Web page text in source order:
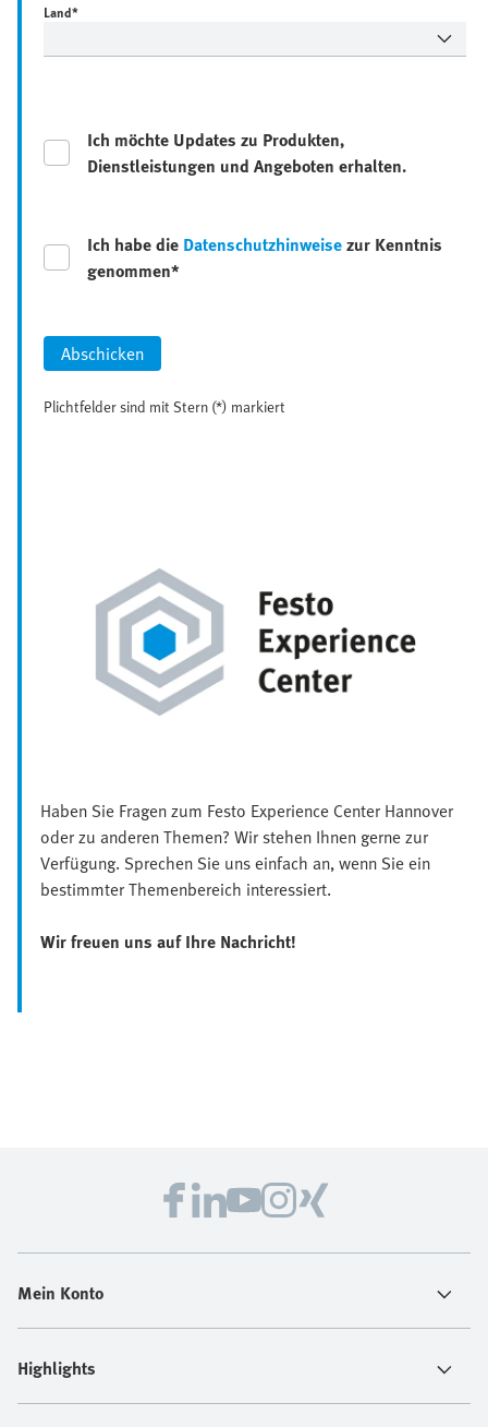
Land*
Ich möchte Updates zu Produkten,
Dienstleistungen und Angeboten erhalten.
Ich habe die Datenschutzhinweisezur Kenntnis
genommen*
Abschicken
Plichtfelder sind mit Stern (*) markiert
Haben Sie Fragen zum Festo Experience Center Hannover
oder zu anderen Themen? Wir stehen Ihnen gerne zur
Verfügung. Sprechen Sie uns einfach an, wenn Sie ein
bestimmter Themenbereich interessiert.
Wir freuen uns auf Ihre Nachricht!
Mein Konto
Highlights